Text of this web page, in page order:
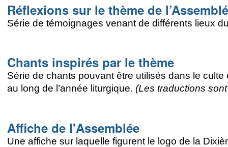
Réflexions sur le thème de
Série de témoignages venant de différents lieux
Chants inspirés par le thème
Série de chants pouvant être utilisés dans le
au long de l’année liturgique.(Les traductions
Affiche de l'Assemblée
Une affiche sur laquelle figurent le logo de la